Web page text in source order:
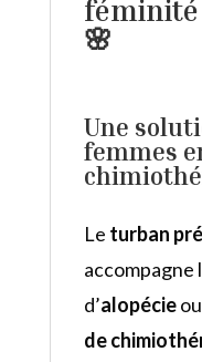
féminité
🌸
Une
femmes
Le turban
accompagne
d’alopécie
de